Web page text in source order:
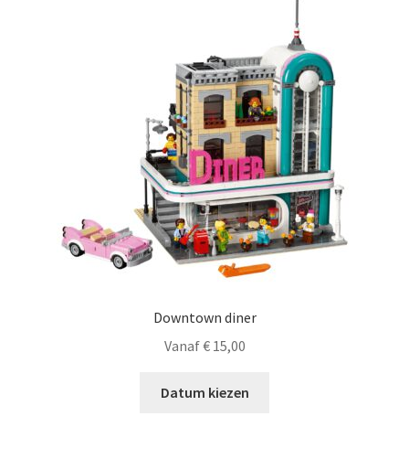
Downtown diner
Vanaf€15,00
Datum kiezen